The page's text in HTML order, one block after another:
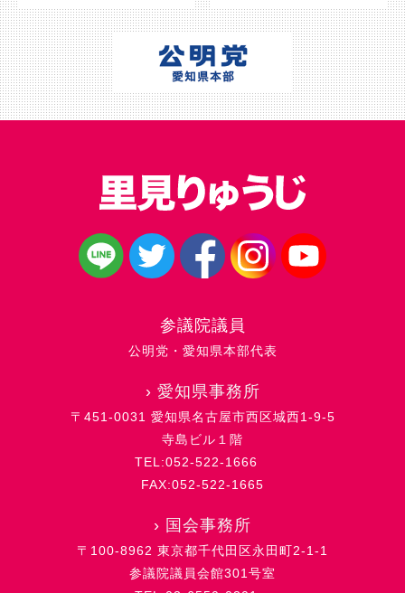
参議院議員
公明党・愛知県本部代表
› 愛知県事務所
〒451-0031 愛知県名古屋市西区城西1-9-5
寺島ビル１階
TEL:052-522-1666
FAX:052-522-1665
› 国会事務所
〒100-8962 東京都千代田区永田町2-1-1
参議院議員会館301号室